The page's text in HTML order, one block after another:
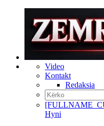
Video
Kontakt
Redaksia
Hyni